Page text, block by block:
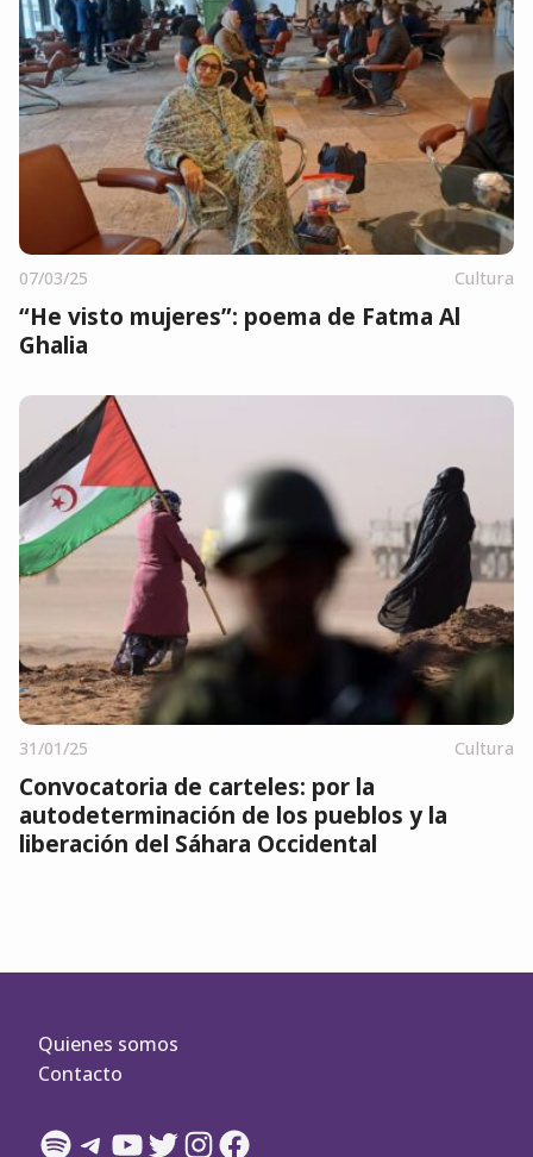
07/03/25 Cultura
“He visto mujeres”: poema de Fatma Al
Ghalia
31/01/25 Cultura
Convocatoria de carteles: por la
autodeterminación de los pueblos y la
liberación del Sáhara Occidental
Quienes somos
Contacto
Spotify
Telegram
YouTube
Twitter
Instagram
Facebook